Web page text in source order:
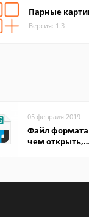
Парные
Версия: 1.3
05 февраля 2019
Файл формата
чем открыть,